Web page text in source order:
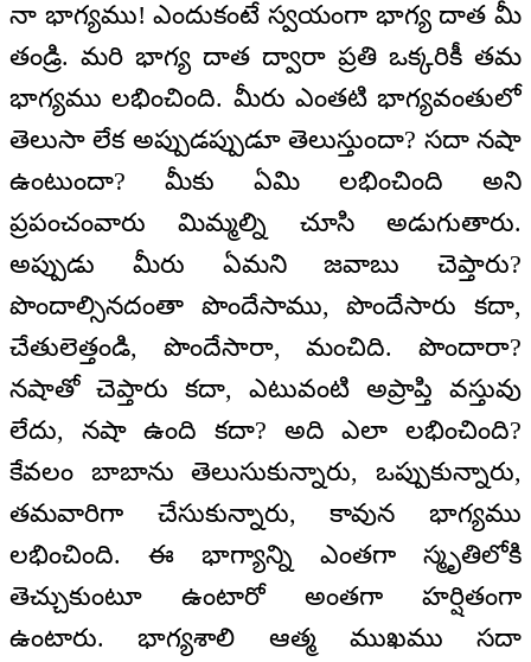
నా భాగ్యము! ఎందుకంటే స్వయంగా భాగ్య దాత మీ
తండ్రి. మరి భాగ్య దాత ద్వారా ప్రతి ఒక్కరికీ తమ
భాగ్యము లభించింది. మీరు ఎంతటి భాగ్యవంతులో
తెలుసా లేక అప్పుడప్పుడూ తెలుస్తుందా? సదా నషా
ఉంటుందా? మీకు ఏమి లభించింది అని
ప్రపంచంవారు మిమ్మల్ని చూసి అడుగుతారు.
అప్పుడు మీరు ఏమని జవాబు చెప్తారు?
పొందాల్సినదంతా పొందేసాము, పొందేసారు కదా,
చేతులెత్తండి, పొందేసారా, మంచిది. పొందారా?
నషాతో చెప్తారు కదా, ఎటువంటి అప్రాప్తి వస్తువు
లేదు, నషా ఉంది కదా? అది ఎలా లభించింది?
కేవలం బాబాను తెలుసుకున్నారు, ఒప్పుకున్నారు,
తమవారిగా చేసుకున్నారు, కావున భాగ్యము
లభించింది. ఈ భాగ్యాన్ని ఎంతగా స్మృతిలోకి
తెచ్చుకుంటూ ఉంటారో అంతగా హర్షితంగా
ఉంటారు. భాగ్యశాలి ఆత్మ ముఖము సదా